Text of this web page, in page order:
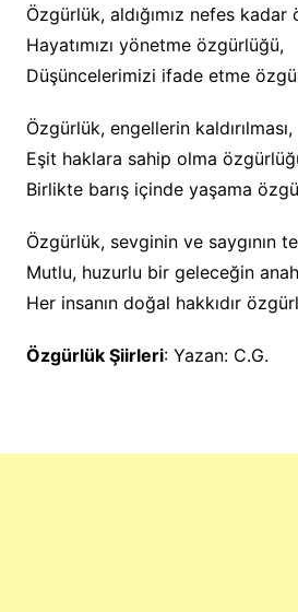
Özgürlük, aldığımız nefes kadar
Hayatımızı yönetme özgürlüğü,
Düşüncelerimizi ifade etme
Özgürlük, engellerin kaldırılması,
Eşit haklara sahip olma
Birlikte barış içinde yaşama
Özgürlük, sevginin ve saygının
Mutlu, huzurlu bir geleceğin
Her insanın doğal hakkıdır
Özgürlük Şiirleri: Yazan: C.G.